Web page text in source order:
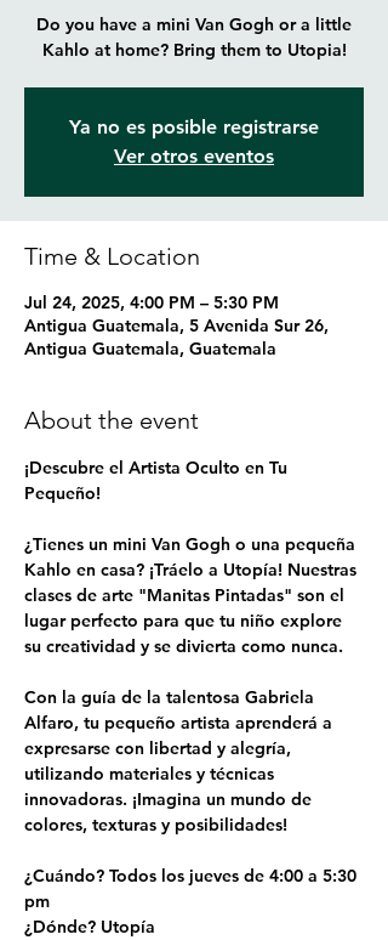
Do you have a mini Van Gogh or a little
Kahlo at home? Bring them to Utopia!
Ya no es posible registrarse
Ver otros eventos
Time & Location
Jul 24, 2025, 4:00 PM – 5:30 PM
Antigua Guatemala, 5 Avenida Sur 26,
Antigua Guatemala, Guatemala
About the event
¡Descubre el Artista Oculto en Tu
Pequeño!
¿Tienes un mini Van Gogh o una pequeña
Kahlo en casa? ¡Tráelo a Utopía! Nuestras
clases de arte "Manitas Pintadas" son el
lugar perfecto para que tu niño explore
su creatividad y se divierta como nunca.
Con la guía de la talentosa Gabriela
Alfaro, tu pequeño artista aprenderá a
expresarse con libertad y alegría,
utilizando materiales y técnicas
innovadoras. ¡Imagina un mundo de
colores, texturas y posibilidades!
¿Cuándo? Todos los jueves de 4:00 a 5:30
pm
¿Dónde? Utopía